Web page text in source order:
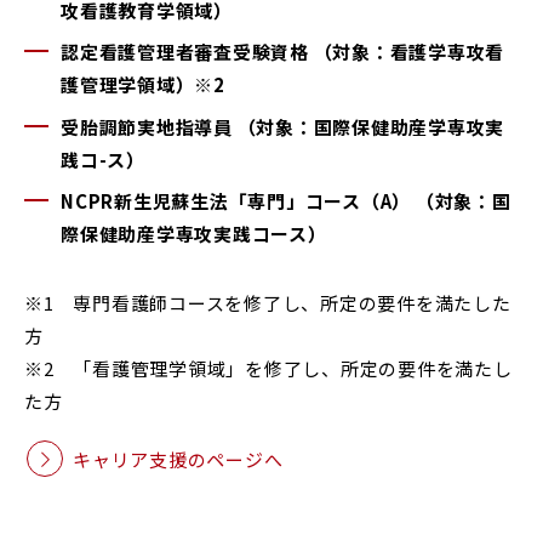
ENGLISH
資料請求
学部進学
イベント
大学院進学
攻看護教育学領域）
認定看護管理者審査受験資格 （対象：看護学専攻看
護管理学領域）※2
受胎調節実地指導員 （対象：国際保健助産学専攻実
践コ-ス）
NCPR新生児蘇生法「専門」コース（A） （対象：国
際保健助産学専攻実践コース）
※1 専門看護師コースを修了し、所定の要件を満たした
方
※2 「看護管理学領域」を修了し、所定の要件を満たし
た方
キャリア支援のページへ